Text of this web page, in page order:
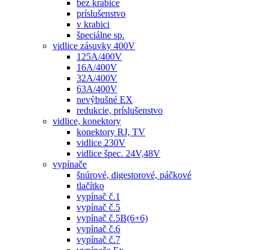
bez krabice
príslušenstvo
v krabici
špeciálne sp.
vidlice zásuvky 400V
125A/400V
16A/400V
32A/400V
63A/400V
nevýbušné EX
redukcie, príslušenstvo
vidlice, konektory
konektory RJ, TV
vidlice 230V
vidlice špec. 24V,48V
vypínače
šnúrové, digestorové, páčkové
tlačítko
vypínač č.1
vypínač č.5
vypínač č.5B(6+6)
vypínač č.6
vypínač č.7